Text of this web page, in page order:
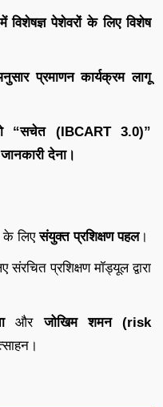
विशेषज्ञ पेशेवरों के लिए विशेष
प्रमाणन कार्यक्रम लागू
“सचेत (IBCART 3.0)”
देना।
के लिएसंयुक्त प्रशिक्षण पहल।
संरचित प्रशिक्षण मॉड्यूल द्वारा
औरजोखिम शमन (risk